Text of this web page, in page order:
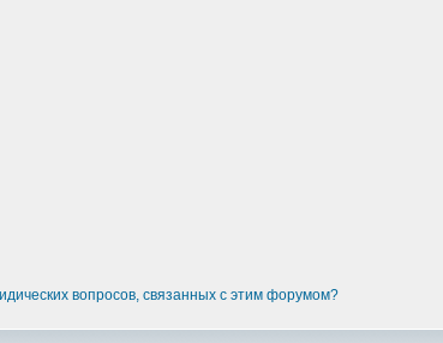
вопросов, связанных с этим форумом?